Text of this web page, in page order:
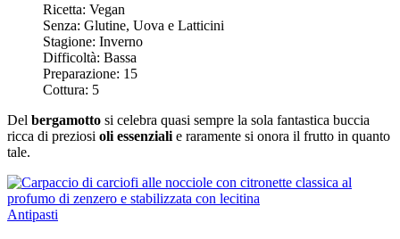
Ricetta: Vegan
Senza: Glutine, Uova e Latticini
Stagione: Inverno
Difficoltà: Bassa
Preparazione: 15
Cottura: 5
Del bergamotto si celebra quasi sempre la sola fantastica buccia
ricca di preziosi oli essenziali e raramente si onora il frutto in quanto
tale.
Antipasti